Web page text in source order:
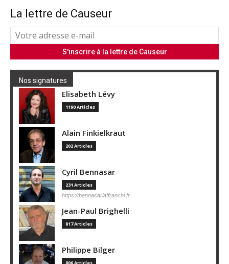
La lettre de Causeur
Nos signatures
Elisabeth Lévy
1190 Articles
Alain Finkielkraut
202 Articles
Cyril Bennasar
231 Articles
https://bennasarlaffranchi.fr
Jean-Paul Brighelli
817 Articles
Philippe Bilger
806 Articles